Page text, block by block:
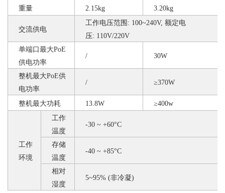
重量 2.15kg 3.20kg
交流供电
工作电压范围 : 100~240V, 额定电
压: 110V/220V
单端口最大PoE
供电功率
/ 30W
整机最大PoE供
电功率
/ ≥370W
整机最大功耗 13.8W ≥400w
工作
环境
工作
温度
-30 ~ +60°C
存储
温度
-40 ~ +85°C
相对
湿度
5~95% (非冷凝)